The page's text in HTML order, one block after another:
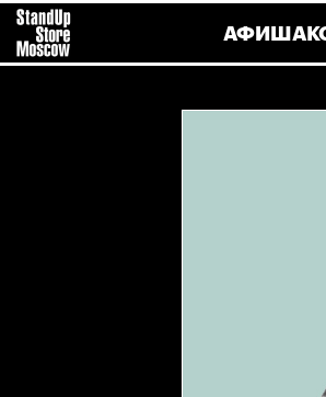
АФИША